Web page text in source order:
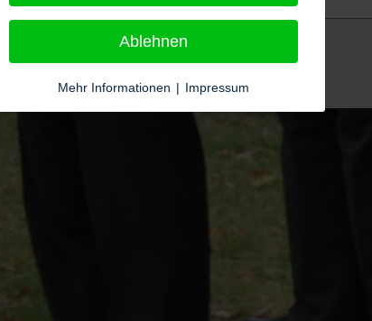
Ablehnen
Mehr Informationen | Impressum